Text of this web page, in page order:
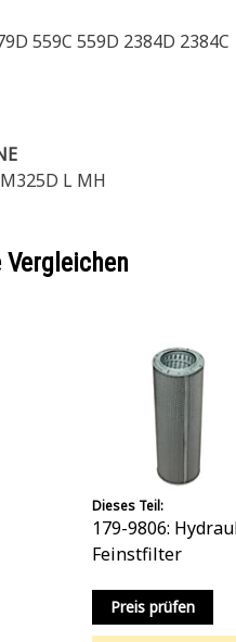
559C 559D 2384D 2384C
L MH
Dieses Teil:
179-9806:
Feinstfilter
Preis prüfen